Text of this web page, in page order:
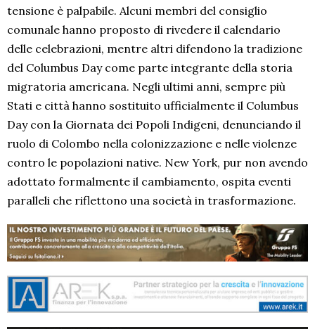
tensione è palpabile. Alcuni membri del consiglio
comunale hanno proposto di rivedere il calendario
delle celebrazioni, mentre altri difendono la tradizione
del Columbus Day come parte integrante della storia
migratoria americana. Negli ultimi anni, sempre più
Stati e città hanno sostituito ufficialmente il Columbus
Day con la Giornata dei Popoli Indigeni, denunciando il
ruolo di Colombo nella colonizzazione e nelle violenze
contro le popolazioni native. New York, pur non avendo
adottato formalmente il cambiamento, ospita eventi
paralleli che riflettono una società in trasformazione.